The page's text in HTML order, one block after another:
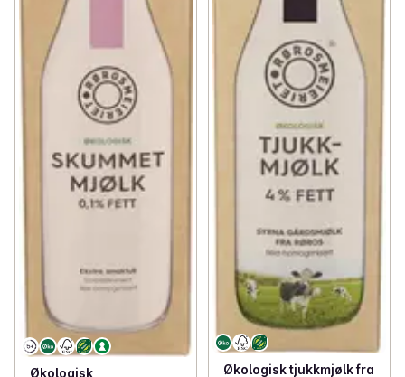
Økologisk
Økologisk tjukkmjølk fra